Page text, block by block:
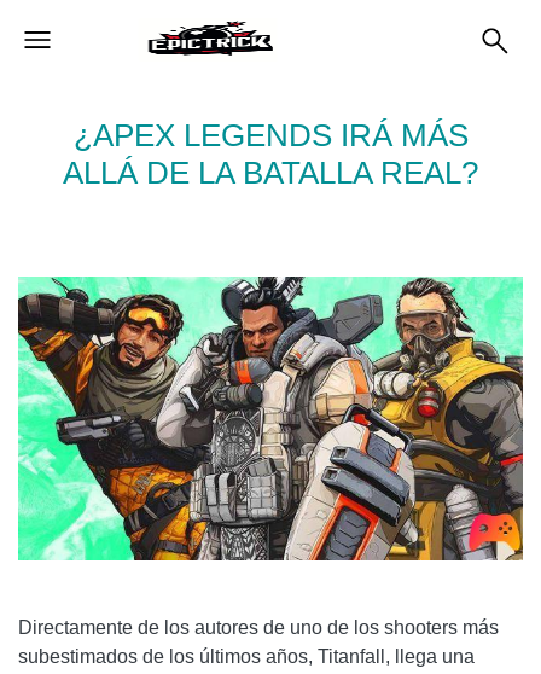
¿APEX LEGENDS IRÁ MÁS
ALLÁ DE LA BATALLA REAL?
Directamente de los autores de uno de los shooters más
subestimados de los últimos años, Titanfall, llega una